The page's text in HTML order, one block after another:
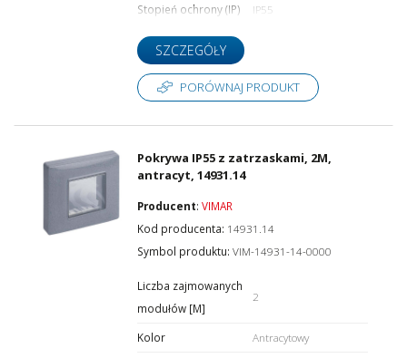
Stopień ochrony (IP)
IP55
SZCZEGÓŁY
PORÓWNAJ PRODUKT
Pokrywa IP55 z zatrzaskami, 2M,
antracyt, 14931.14
Producent:VIMAR
Kod producenta: 14931.14
Symbol produktu:VIM-14931-14-0000
Liczba zajmowanych
modułów [M]
2
Kolor
Antracytowy